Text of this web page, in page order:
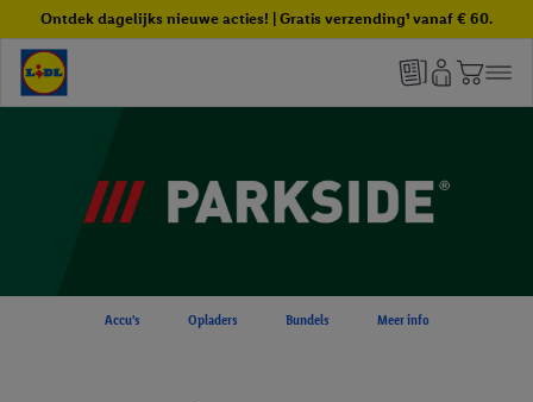
Ontdek dagelijks nieuwe acties! | Gratis verzending¹ vanaf € 60.
Accu's Opladers Bundels Meer info